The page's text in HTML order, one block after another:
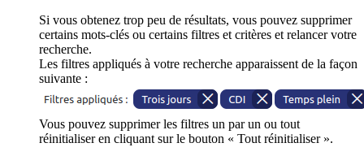
Si vous obtenez trop peu de résultats, vous pouvez supprimer
certains mots-clés ou certains filtres et critères et relancer votre
recherche.
Les filtres appliqués à votre recherche apparaissent de la façon
suivante :
Vous pouvez supprimer les filtres un par un ou tout
réinitialiser en cliquant sur le bouton « Tout réinitialiser ».